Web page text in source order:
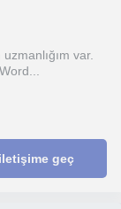
var.
geç